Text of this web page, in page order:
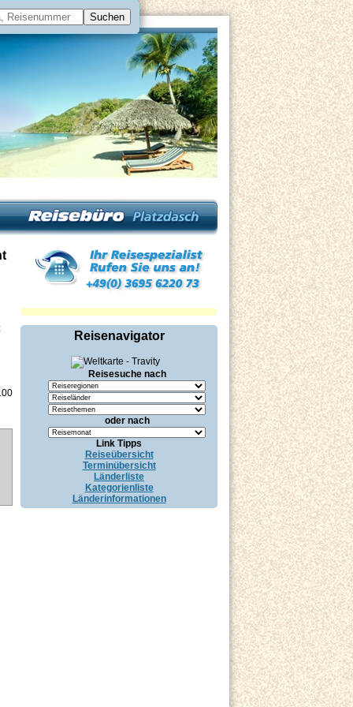
Reisenavigator
Reisesuche nach
oder nach
Link Tipps
Reiseübersicht
Terminübersicht
Länderliste
Kategorienliste
Länderinformationen